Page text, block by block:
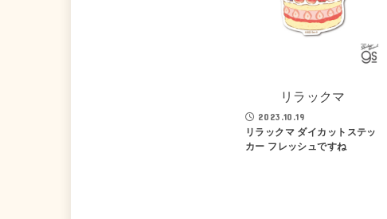
リラックマ
2023.10.19
リラックマ ダイカットステッ
カー フレッシュですね